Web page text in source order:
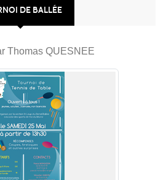
DE BALLÉE
Thomas QUESNEE